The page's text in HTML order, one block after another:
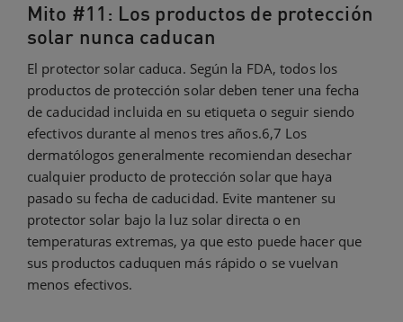
Mito #11: Los productos de protección
solar nunca caducan
El protector solar caduca. Según la FDA, todos los
productos de protección solar deben tener una fecha
de caducidad incluida en su etiqueta o seguir siendo
efectivos durante al menos tres años.6,7 Los
dermatólogos generalmente recomiendan desechar
cualquier producto de protección solar que haya
pasado su fecha de caducidad. Evite mantener su
protector solar bajo la luz solar directa o en
temperaturas extremas, ya que esto puede hacer que
sus productos caduquen más rápido o se vuelvan
menos efectivos.